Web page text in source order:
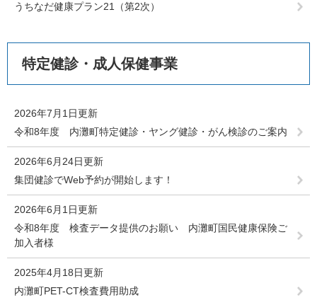
うちなだ健康プラン21（第2次）
特定健診・成人保健事業
2026年7月1日更新
令和8年度 内灘町特定健診・ヤング健診・がん検診のご案内
2026年6月24日更新
集団健診でWeb予約が開始します！
2026年6月1日更新
令和8年度 検査データ提供のお願い 内灘町国民健康保険ご
加入者様
2025年4月18日更新
内灘町PET-CT検査費用助成